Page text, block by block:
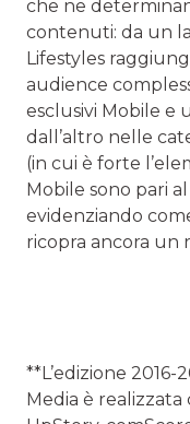
che ne
contenuti: da un
Lifestyles
audience
esclusivi Mobile
dall’altro nelle
(in cui è forte
Mobile sono pari
evidenziando
ricopra ancora
**L’edizione
Media è